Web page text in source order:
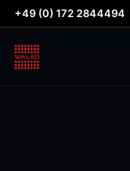
+49 (0) 172 2844494